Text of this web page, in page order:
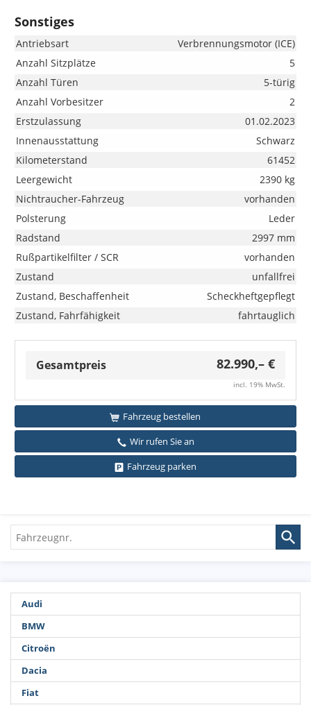
Sonstiges
Antriebsart
Verbrennungsmotor (ICE)
Anzahl Sitzplätze
5
Anzahl Türen
5-türig
Anzahl Vorbesitzer
2
Erstzulassung
01.02.2023
Innenausstattung
Schwarz
Kilometerstand
61452
Leergewicht
2390 kg
Nichtraucher-Fahrzeug
vorhanden
Polsterung
Leder
Radstand
2997 mm
Rußpartikelfilter / SCR
vorhanden
Zustand
unfallfrei
Zustand, Beschaffenheit
Scheckheftgepflegt
Zustand, Fahrfähigkeit
fahrtauglich
Gesamtpreis 82.990,– €
incl. 19% MwSt.
Fahrzeug bestellen
Wir rufen Sie an
Fahrzeug parken
Fahrzeugnr.
Audi
BMW
Citroën
Dacia
Fiat